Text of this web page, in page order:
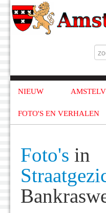
NIEUW
FOTO'S EN VERHALEN
Foto's in